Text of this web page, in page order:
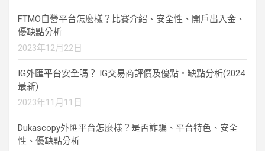
FTMO自營平台怎麼樣？比賽介紹、安全性、開戶出入金、
優缺點分析
2023年12月22日
IG外匯平台安全嗎？ IG交易商評價及優點・缺點分析(2024
最新)
2023年11月11日
Dukascopy外匯平台怎麼樣？是否詐騙、平台特色、安全
性、優缺點分析